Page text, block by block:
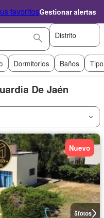
favoritosGestionar alertas
Distrito
Dormitorios Baños
De Jaén
5fotos
Nuevo